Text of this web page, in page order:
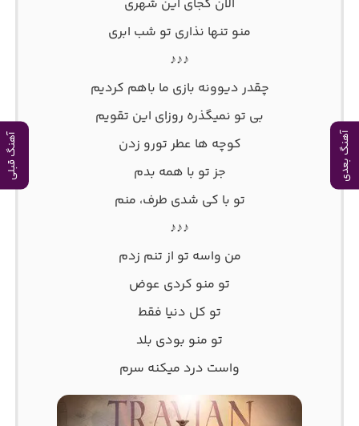
آهنگ بعدی آهنگ قبلی
الان کجای این شهری
منو تنها نذاری تو شب ابری
♪♪♪
چقدر دیوونه بازی ما باهم کردیم
بی تو نمیگذره روزای این تقویم
کوچه ها عطر تورو زدن
جز تو با همه بدم
تو با کی شدی طرف، منم
♪♪♪
من واسه تو از تنم زدم
تو منو کردی عوض
تو کل دنیا فقط
تو منو بودی بلد
واست درد میکنه سرم